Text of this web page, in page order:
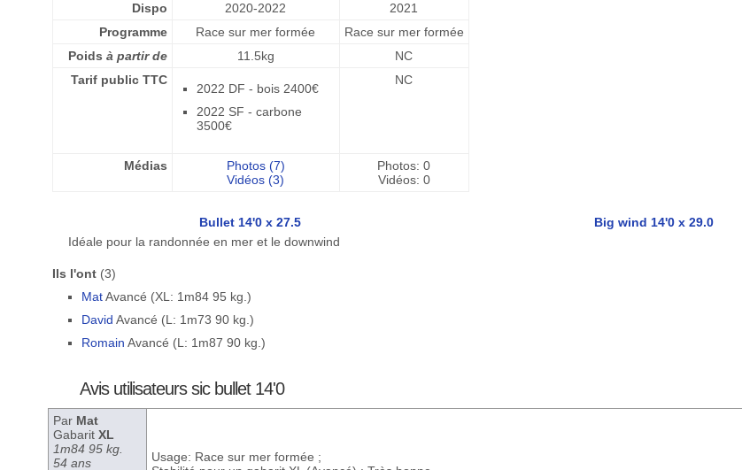
Dispo
2020-2022
2021
Programme
Race sur mer formée
Race sur mer formée
Poids à partir de 11.5kg
NC
Tarif public TTC
2022 DF - bois 2400€
2022 SF - carbone
3500€
NC
Médias
Photos (7)
Vidéos (3)
Photos: 0
Vidéos: 0
Bullet 14'0 x 27.5
Big wind 14'0 x 29.0
Idéale pour la randonnée en mer et le downwind
Ils l'ont(3)
MatAvancé (XL: 1m84 95 kg.)
David Avancé (L: 1m73 90 kg.)
Romain Avancé (L: 1m87 90 kg.)
Avis utilisateurs sic bullet 14'0
Par Mat
Gabarit XL
1m84 95 kg.
54 ans
Usage: Race sur mer formée ;